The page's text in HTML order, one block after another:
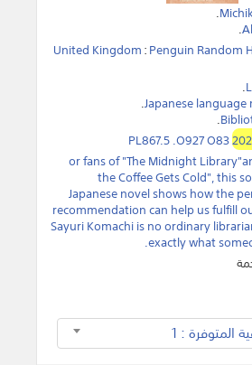
.
.
United Kingdom:Penguin Random
.
Japanese
.
.
PL867.5 .O927 O83
or fans of "The Midnight
the Coffee Gets Cold", this
Japanese novel shows how the
recommendation can help us fulfill
Sayuri Komachi is no ordinary
exactly what
المتوفرة : 1